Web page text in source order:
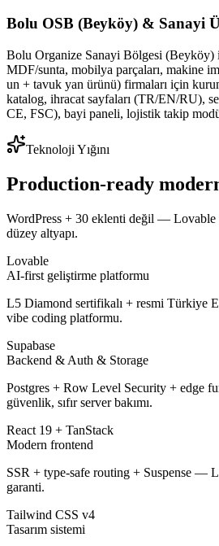
Bolu OSB (Beyköy) & Sanayi
Bolu Organize Sanayi Bölgesi (Beyköy)
MDF/sunta, mobilya parçaları, makine
un + tavuk yan ürünü) firmaları için
katalog, ihracat sayfaları (TR/EN/RU),
CE, FSC), bayi paneli, lojistik takip
Teknoloji Yığını
Production-ready
WordPress + 30 eklenti değil — Lovable
düzey altyapı.
Lovable
AI-first geliştirme platformu
L5 Diamond sertifikalı + resmi Türkiye
vibe coding platformu.
Supabase
Backend & Auth & Storage
Postgres + Row Level Security + edge
güvenlik, sıfır server bakımı.
React 19 + TanStack
Modern frontend
SSR + type-safe routing + Suspense —
garanti.
Tailwind CSS v4
Tasarım sistemi